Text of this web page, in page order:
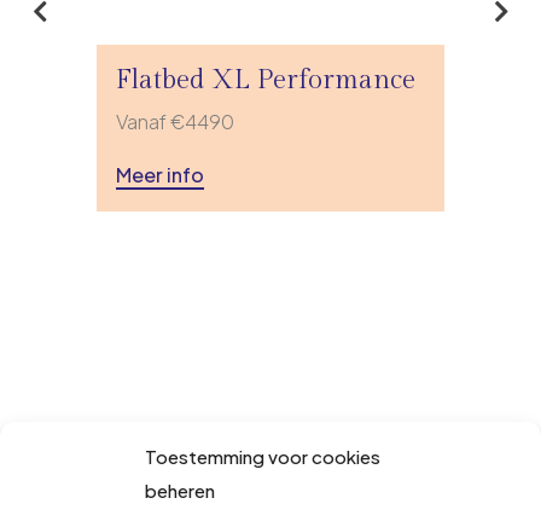
Toestemming voor cookies
beheren
Flatbed XL Performance
Vanaf €4490
Meer info